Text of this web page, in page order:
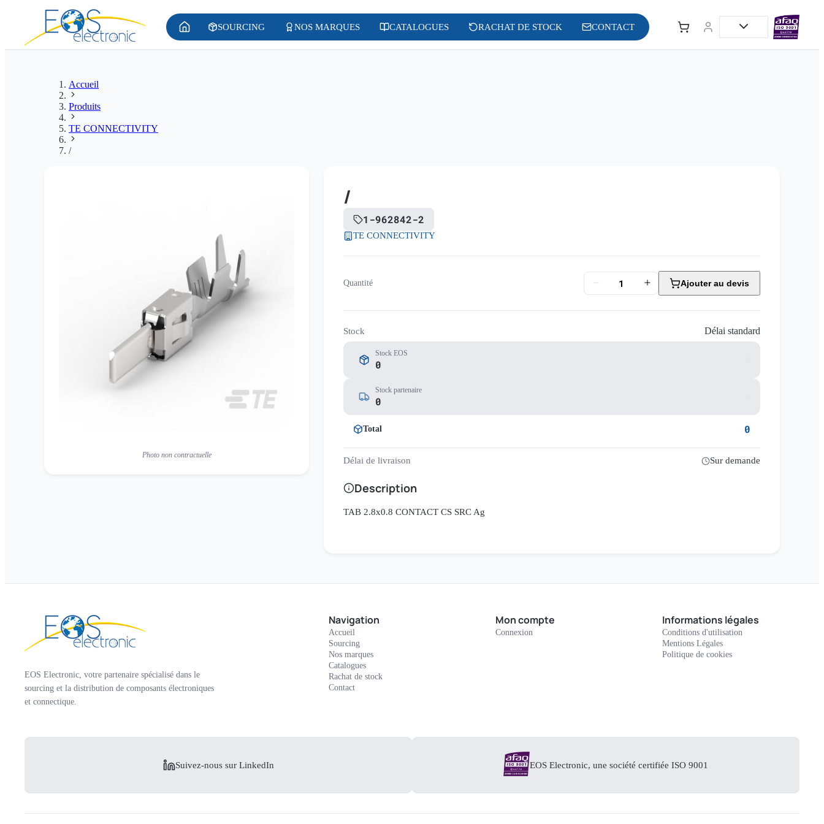
SOURCING NOS MARQUES CATALOGUES RACHAT DE STOCK CONTACT
Accueil
Produits
TE CONNECTIVITY
/
Photo non contractuelle
/
1-962842-2
TE CONNECTIVITY
Quantité Ajouter au devis
Stock Délai standard
Stock EOS
0
Stock partenaire
0
Total 0
Délai de livraison Sur demande
Description
TAB 2.8x0.8 CONTACT CS SRC Ag
EOS Electronic, votre partenaire spécialisé dans le
sourcing et la distribution de composants électroniques
et connectique.
Navigation
Accueil
Sourcing
Nos marques
Catalogues
Rachat de stock
Contact
Mon compte
Connexion
Informations légales
Conditions d'utilisation
Mentions Légales
Politique de cookies
Suivez-nous sur LinkedIn EOS Electronic, une société certifiée ISO 9001